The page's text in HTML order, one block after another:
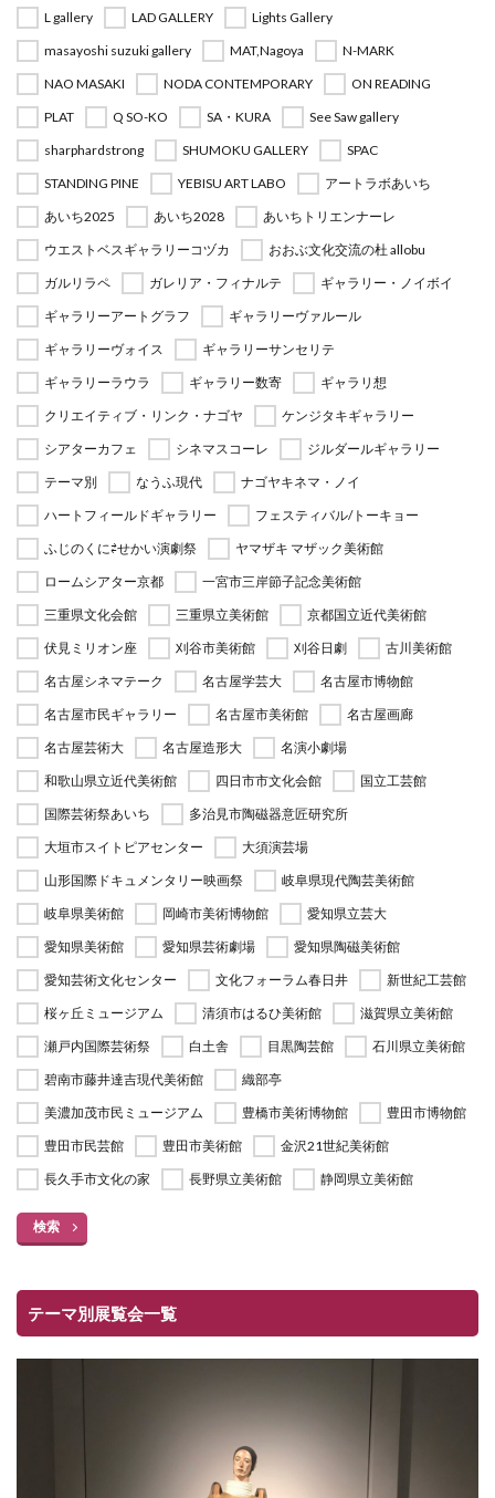
L gallery
LAD GALLERY
Lights Gallery
masayoshi suzuki gallery
MAT,Nagoya
N-MARK
NAO MASAKI
NODA CONTEMPORARY
ON READING
PLAT
Q SO-KO SA・KURA
See Saw gallery
sharphardstrong
SHUMOKU GALLERY
SPAC
STANDING PINE
YEBISU ART LABO
アートラボあいち
あいち2025
あいち2028
あいちトリエンナーレ
ウエストベスギャラリーコヅカ
おおぶ文化交流の杜 allobu
ガルリラペ
ガレリア・フィナルテ
ギャラリー・ノイボイ
ギャラリーアートグラフ
ギャラリーヴァルール
ギャラリーヴォイス
ギャラリーサンセリテ
ギャラリーラウラ
ギャラリー数寄
ギャラリ想
クリエイティブ・リンク・ナゴヤ
ケンジタキギャラリー
シアターカフェ
シネマスコーレ
ジルダールギャラリー
テーマ別
なうふ現代
ナゴヤキネマ・ノイ
ハートフィールドギャラリー
フェスティバル/トーキョー
ふじのくに⇄せかい演劇祭
ヤマザキ マザック美術館
ロームシアター京都
一宮市三岸節子記念美術館
三重県文化会館
三重県立美術館
京都国立近代美術館
伏見ミリオン座
刈谷市美術館 刈谷日劇
古川美術館
名古屋シネマテーク
名古屋学芸大
名古屋市博物館
名古屋市民ギャラリー
名古屋市美術館
名古屋画廊
名古屋芸術大
名古屋造形大
名演小劇場
和歌山県立近代美術館
四日市市文化会館
国立工芸館
国際芸術祭あいち
多治見市陶磁器意匠研究所
大垣市スイトピアセンター
大須演芸場
山形国際ドキュメンタリー映画祭
岐阜県現代陶芸美術館
岐阜県美術館
岡崎市美術博物館
愛知県立芸大
愛知県美術館
愛知県芸術劇場
愛知県陶磁美術館
愛知芸術文化センター
文化フォーラム春日井
新世紀工芸館
桜ヶ丘ミュージアム
清須市はるひ美術館
滋賀県立美術館
瀬戸内国際芸術祭
白土舎 目黒陶芸館
石川県立美術館
碧南市藤井達吉現代美術館
織部亭
美濃加茂市民ミュージアム
豊橋市美術博物館
豊田市博物館
豊田市民芸館
豊田市美術館
金沢21世紀美術館
長久手市文化の家
長野県立美術館 静岡県立美術館
検索
テーマ別展覧会一覧